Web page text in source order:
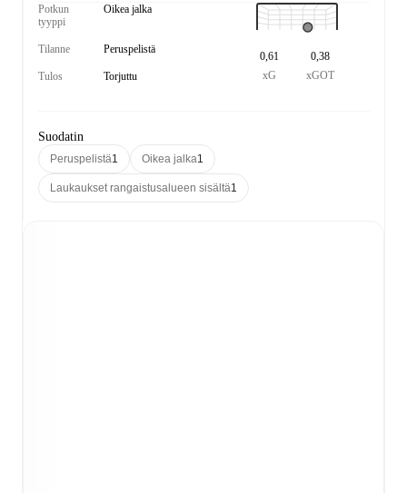
Potkun
tyyppi
Oikea jalka
Tilanne Peruspelistä
Tulos Torjuttu
0,61
xG
0,38
xGOT
Suodatin
Peruspelistä1 Oikea jalka1
Laukaukset rangaistusalueen sisältä1